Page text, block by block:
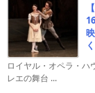
ロイヤル・オペラ・ハ
レエの舞台 ...